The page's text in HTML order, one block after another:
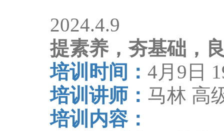
2024.4.9
提素养，夯基础，
培训时间： 4月 9 日
培训讲师： 马林 高
培训内容：